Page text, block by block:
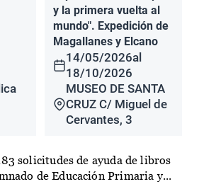
y la primera vuelta al
mundo". Expedición de
Magallanes y Elcano
14/05/2026al
18/10/2026
MUSEO DE SANTA
CRUZ C/ Miguel de
Cervantes, 3
solicitudes de ayuda de libros
de Educación Primaria y...